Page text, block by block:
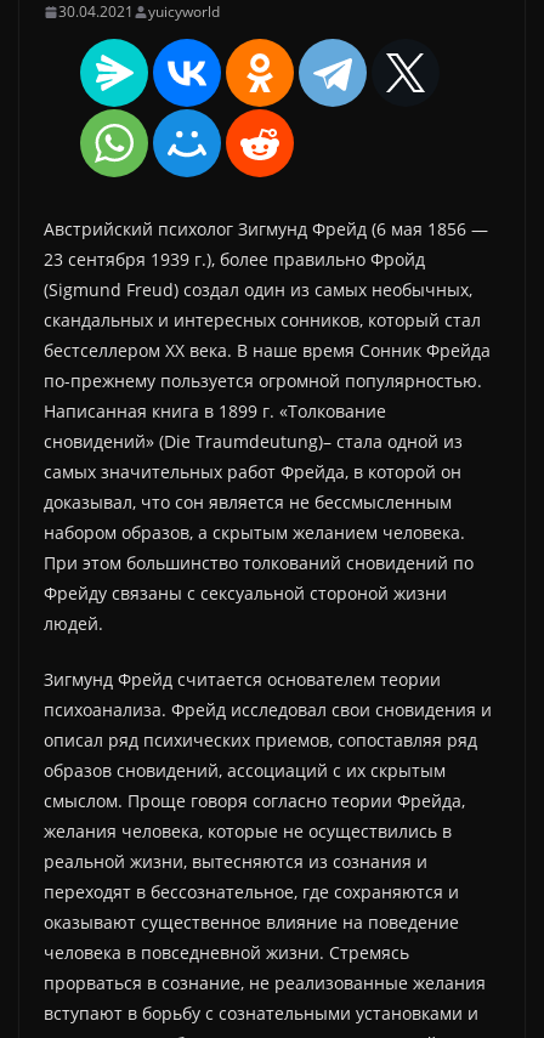
30.04.2021 yuicyworld
Австрийский психолог Зигмунд Фрейд (6 мая 1856 —
23 сентября 1939 г.), более правильно Фройд
(Sigmund Freud) создал один из самых необычных,
скандальных и интересных сонников, который стал
бестселлером XX века. В наше время Сонник Фрейда
по-прежнему пользуется огромной популярностью.
Написанная книга в 1899 г. «Толкование
сновидений» (Die Traumdeutung)– стала одной из
самых значительных работ Фрейда, в которой он
доказывал, что сон является не бессмысленным
набором образов, а скрытым желанием человека.
При этом большинство толкований сновидений по
Фрейду связаны с сексуальной стороной жизни
людей.
Зигмунд Фрейд считается основателем теории
психоанализа. Фрейд исследовал свои сновидения и
описал ряд психических приемов, сопоставляя ряд
образов сновидений, ассоциаций с их скрытым
смыслом. Проще говоря согласно теории Фрейда,
желания человека, которые не осуществились в
реальной жизни, вытесняются из сознания и
переходят в бессознательное, где сохраняются и
оказывают существенное влияние на поведение
человека в повседневной жизни. Стремясь
прорваться в сознание, не реализованные желания
вступают в борьбу с сознательными установками и